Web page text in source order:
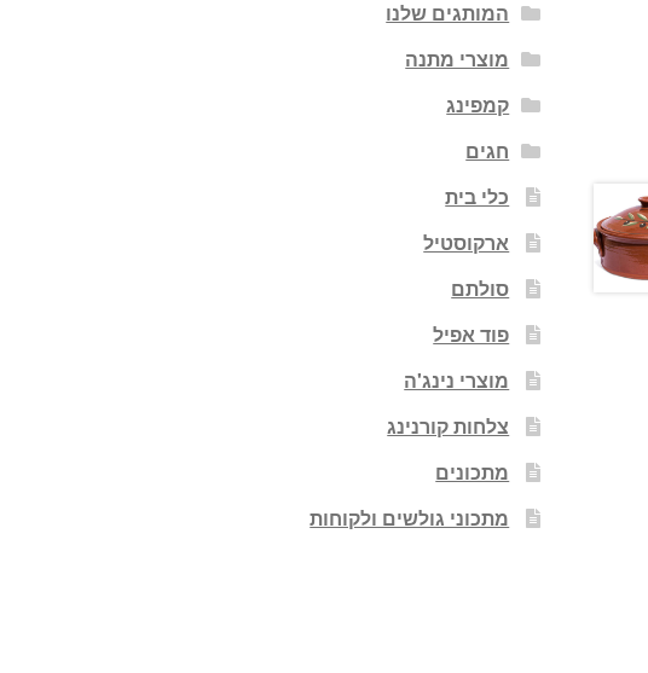
המותגים שלנו
מוצרי מתנה
קמפינג
חגים
כלי בית
ארקוסטיל
סולתם
פוד אפיל
מוצרי נינג'ה
צלחות קורנינג
מתכונים
מתכוני גולשים ולקוחות